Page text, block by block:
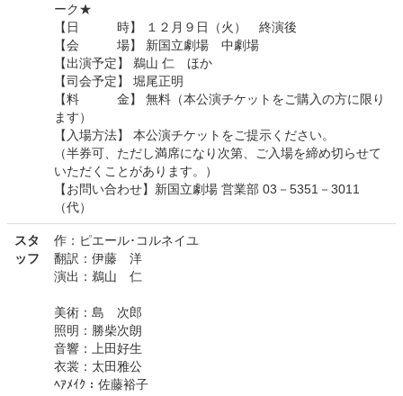
ーク★
【日 時】 １２月９日（火） 終演後
【会 場】 新国立劇場 中劇場
【出演予定】 鵜山 仁 ほか
【司会予定】 堀尾正明
【料 金】 無料（本公演チケットをご購入の方に限り
ます）
【入場方法】 本公演チケットをご提示ください。
（半券可、ただし満席になり次第、ご入場を締め切らせて
いただくことがあります。）
【お問い合わせ】新国立劇場 営業部 03－5351－3011
（代）
スタ
ッフ
作：ピエール･コルネイユ
翻訳：伊藤 洋
演出：鵜山 仁
美術：島 次郎
照明：勝柴次朗
音響：上田好生
衣裳：太田雅公
ﾍｱﾒｲｸ：佐藤裕子